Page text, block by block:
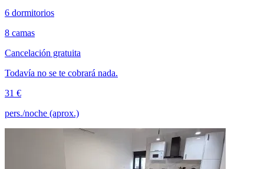
6 dormitorios
8 camas
Cancelación gratuita
Todavía no se te cobrará nada.
31 €
pers./noche (aprox.)